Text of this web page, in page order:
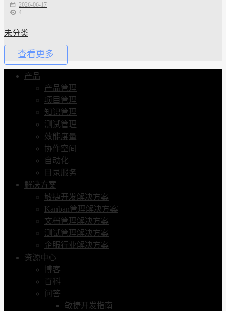
2026-06-17
4
未分类
查看更多
产品
产品管理
项目管理
知识管理
测试管理
效能度量
协作空间
自动化
目录服务
解决方案
敏捷开发解决方案
Kanban管理解决方案
文档管理解决方案
测试管理解决方案
企服行业解决方案
资源中心
博客
百科
问答
敏捷开发指南